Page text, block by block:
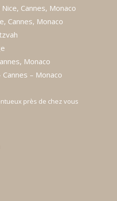
Cannes, Monaco
Cannes, Monaco
Monaco
– Monaco
près de chez vous